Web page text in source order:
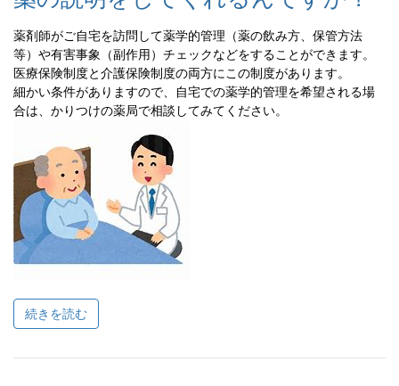
薬剤師がご自宅を訪問して薬学的管理（薬の飲み方、保管方法
等）や有害事象（副作用）チェックなどをすることができます。
医療保険制度と介護保険制度の両方にこの制度があります。
細かい条件がありますので、自宅での薬学的管理を希望される場
合は、かりつけの薬局で相談してみてください。
続きを読む